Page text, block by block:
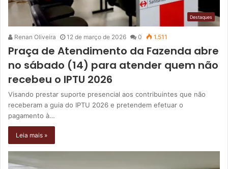
Destaques
Renan Oliveira 12 de março de 2026 0 1.511
Praça de Atendimento da Fazenda abre
no sábado (14) para atender quem não
recebeu o IPTU 2026
Visando prestar suporte presencial aos contribuintes que não
receberam a guia do IPTU 2026 e pretendem efetuar o
pagamento à…
Leia mais »